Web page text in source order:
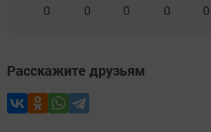
0 0 0 0 0
Расскажите друзьям